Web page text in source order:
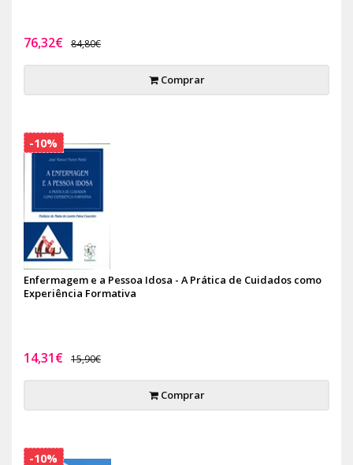
76,32€ 84,80€
Comprar
Enfermagem e a Pessoa Idosa - A Prática de Cuidados como
Experiência Formativa
14,31€ 15,90€
Comprar
-10%
-10%